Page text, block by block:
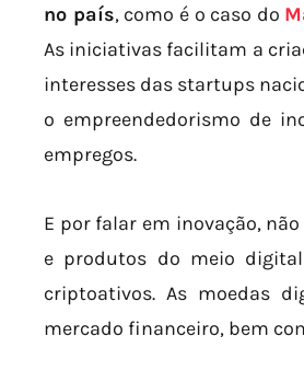
no país, como é o caso do
As iniciativas facilitam a
interesses das startups
o empreendedorismo de
empregos.
E por falar em inovação,
e produtos do meio
criptoativos. As moedas
mercado financeiro, bem